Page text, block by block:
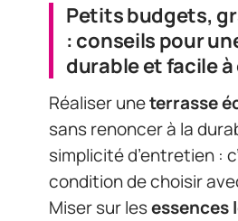
Petits budgets,
: conseils pour
durable et facile
Réaliser uneterrasse
sans renoncer à la
simplicité d’entretien :
condition de choisir
Miser sur lesessences